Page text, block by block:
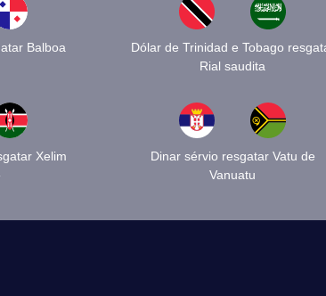
Balboa
Dólar de Trinidad e Tobago
Rial saudita
Xelim
Dinar sérvio resgatar Vatu de
Vanuatu